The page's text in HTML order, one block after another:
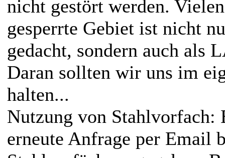
nicht gestört werden.
gesperrte Gebiet ist nicht
gedacht, sondern auch als
Daran sollten wir uns im
halten...
Nutzung von Stahlvorfach:
erneute Anfrage per Email